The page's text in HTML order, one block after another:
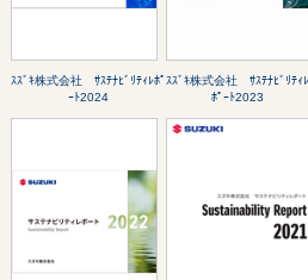
ｽｽﾞｷ株式会社 ｻｽﾃﾅﾋﾞﾘﾃｨﾚﾎﾟ
ｰﾄ2024
ｽｽﾞｷ株式会社 ｻｽﾃﾅﾋﾞﾘﾃｨ
ﾎﾟｰﾄ2023